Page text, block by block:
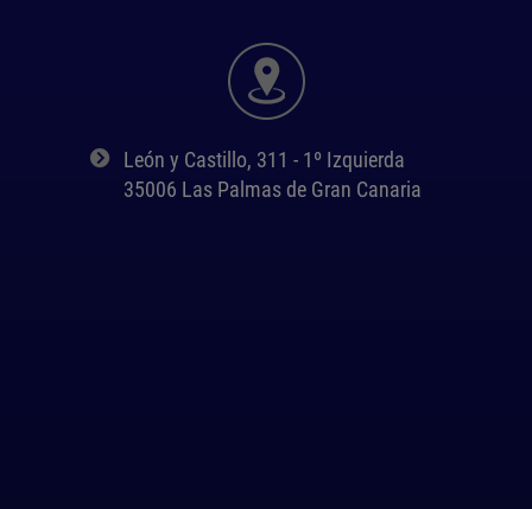
León y Castillo, 311 - 1º Izquierda
35006 Las Palmas de Gran Canaria